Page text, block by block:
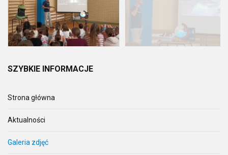
SZYBKIE INFORMACJE
Strona główna
Aktualności
Galeria zdjęć